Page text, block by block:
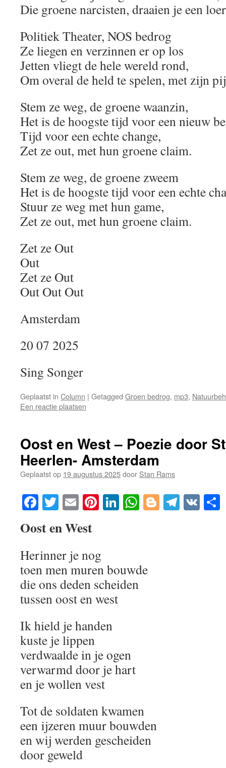
Die groene narcisten, draaien je een loer
Politiek Theater, NOS bedrog
Ze liegen en verzinnen er op los
Jetten vliegt de hele wereld rond,
Om overal de held te spelen, met zijn
Stem ze weg, de groene waanzin,
Het is de hoogste tijd voor een nieuw
Tijd voor een echte change,
Zet ze out, met hun groene claim.
Stem ze weg, de groene zweem
Het is de hoogste tijd voor een echte
Stuur ze weg met hun game,
Zet ze out, met hun groene claim.
Zet ze Out
Out
Zet ze Out
Out Out Out
Amsterdam
20 07 2025
Sing Songer
Geplaatst in Column | Getagged Groen bedrog, mp3,
Een reactie plaatsen
Oost en West – Poezie door
Heerlen- Amsterdam
Geplaatst op 19 augustus 2025door Stan Rams
Facebook
Twitter
EmailPinterest
LinkedIn
WhatsApp
BloggerVK
Oost en West
Herinner je nog
toen men muren bouwde
die ons deden scheiden
tussen oost en west
Ik hield je handen
kuste je lippen
verdwaalde in je ogen
verwarmd door je hart
en je wollen vest
Tot de soldaten kwamen
een ijzeren muur bouwden
en wij werden gescheiden
door geweld